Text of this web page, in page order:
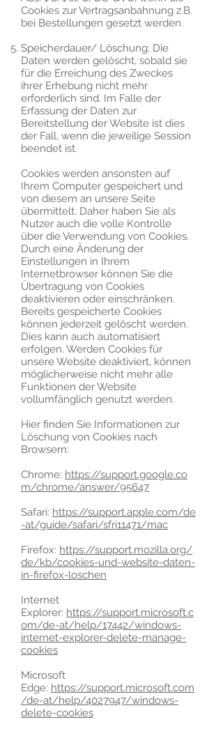
Cookies zur Vertragsanbahnung z.B.
bei Bestellungen gesetzt werden.
Speicherdauer/ Löschung: Die
Daten werden gelöscht, sobald sie
für die Erreichung des Zweckes
ihrer Erhebung nicht mehr
erforderlich sind. Im Falle der
Erfassung der Daten zur
Bereitstellung der Website ist dies
der Fall, wenn die jeweilige Session
beendet ist.
Cookies werden ansonsten auf
Ihrem Computer gespeichert und
von diesem an unsere Seite
übermittelt. Daher haben Sie als
Nutzer auch die volle Kontrolle
über die Verwendung von Cookies.
Durch eine Änderung der
Einstellungen in Ihrem
Internetbrowser können Sie die
Übertragung von Cookies
deaktivieren oder einschränken.
Bereits gespeicherte Cookies
können jederzeit gelöscht werden.
Dies kann auch automatisiert
erfolgen. Werden Cookies für
unsere Website deaktiviert, können
möglicherweise nicht mehr alle
Funktionen der Website
vollumfänglich genutzt werden.
Hier finden Sie Informationen zur
Löschung von Cookies nach
Browsern:
Chrome: https://support.google.co
m/chrome/answer/95647
Safari: https://support.apple.com/de
-at/guide/safari/sfri11471/mac
Firefox: https://support.mozilla.org/
de/kb/cookies-und-website-daten-
in-firefox-loschen
Internet
Explorer: https://support.microsoft.c
om/de-at/help/17442/windows-
internet-explorer-delete-manage-
cookies
Microsoft
Edge: https://support.microsoft.com
/de-at/help/4027947/windows-
delete-cookies